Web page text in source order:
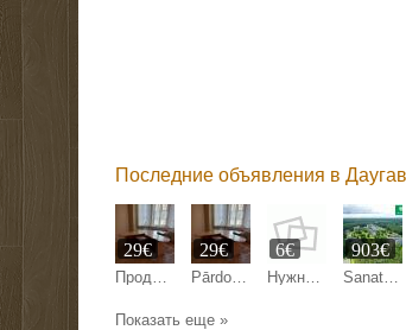
Последние объявления в
Продаем 2 офисных стола со скидкой 80%.
29€
Pārdodam 2 biroja galdus ar 80% atlaidi.
29€
Нужны модели на брови
6€
Sanatorija EGLE
903€
Показать еще »